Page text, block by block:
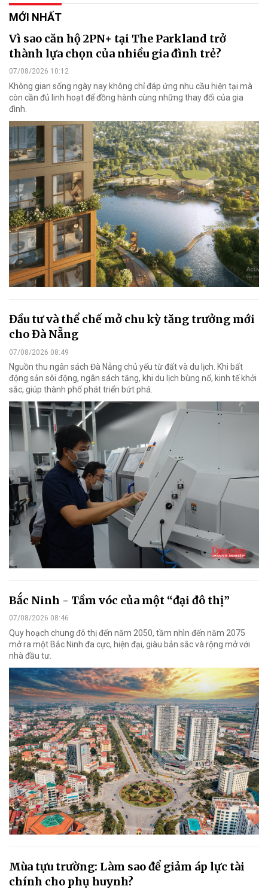
MỚI NHẤT
Vì sao căn hộ 2PN+ tại The Parkland trở
thành lựa chọn của nhiều gia đình trẻ?
07/08/2026 10:12
Không gian sống ngày nay không chỉ đáp ứng nhu cầu hiện tại mà
còn cần đủ linh hoạt để đồng hành cùng những thay đổi của gia
đình.
Đầu tư và thể chế mở chu kỳ tăng trưởng mới
cho Đà Nẵng
07/08/2026 08:49
Nguồn thu ngân sách Đà Nẵng chủ yếu từ đất và du lịch. Khi bất
động sản sôi động, ngân sách tăng, khi du lịch bùng nổ, kinh tế khởi
sắc, giúp thành phố phát triển bứt phá.
Bắc Ninh - Tầm vóc của một “đại đô thị”
07/08/2026 08:46
Quy hoạch chung đô thị đến năm 2050, tầm nhìn đến năm 2075
mở ra một Bắc Ninh đa cực, hiện đại, giàu bản sắc và rộng mở với
nhà đầu tư.
Mùa tựu trường: Làm sao để giảm áp lực tài
chính cho phụ huynh?